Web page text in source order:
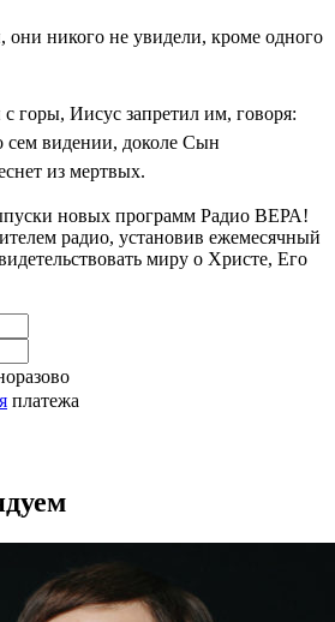
они никого не увидели, кроме одного
горы, Иисус запретил им, говоря:
сем видении, доколе Сын
из мертвых.
новых программ Радио ВЕРА!
радио, установив ежемесячный
миру о Христе, Его
платежа